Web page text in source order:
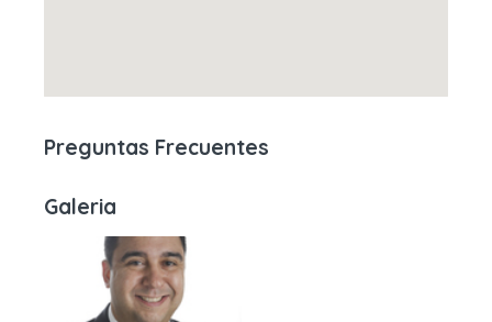
Preguntas Frecuentes
Galeria